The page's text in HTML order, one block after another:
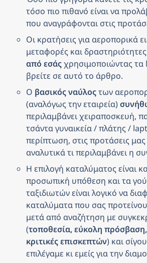
τόσο πιο πιθανό είναι να
που αναγράφονται στις
Οι κρατήσεις για αεροπορικά
από εσάς χρησιμοποιώντας
βρείτε σε αυτό το άρθρο.
Ο βασικός ναύλος των
(αναλόγως την εταιρεία)
περιλαμβάνει χειραποσκευή,
τσάντα γυναικεία / πλάτης /
περίπτωση, στις προτάσεις
αναλυτικά τι περιλαμβάνει η
Η επιλογή καταλύματος είναι
προσωπική υπόθεση και τα
ταξιδιωτών είναι λογικό να
καταλύματα που σας
μετά από αναζήτηση με
(τοποθεσία, εύκολη
κριτικές επισκεπτών) και
επιλέγαμε κι εμείς για την